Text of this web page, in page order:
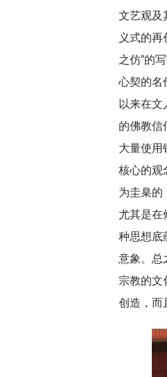
文艺观及
义式的
之仿”的
心契的名
以来在
的佛教信
大量使用
核心的观
为圭臬的
尤其是在
种思想底
意象。总
宗教的文
创造，而